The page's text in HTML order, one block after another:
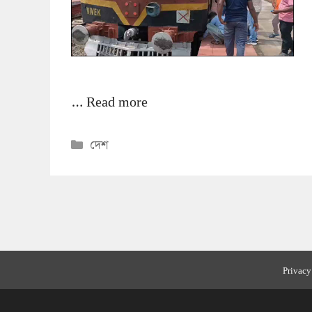
…Read more
Categories
দেশ